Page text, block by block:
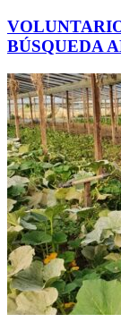
BÚSQUEDA